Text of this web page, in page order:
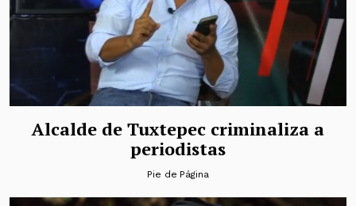
Alcalde de Tuxtepec criminaliza a
periodistas
Pie de Página